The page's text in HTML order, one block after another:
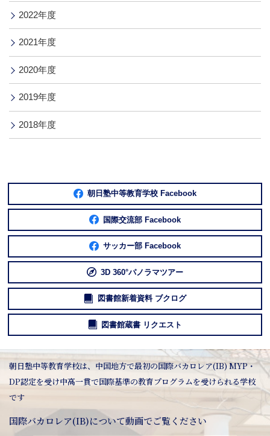
2022年度
2021年度
2020年度
2019年度
2018年度
朝日塾中等教育学校 Facebook
国際交流部 Facebook
サッカー部 Facebook
3D 360°パノラマツアー
図書館新着資料 ブクログ
図書館蔵書 リクエスト
朝日塾中等教育学校は、中国地方で最初の国際バカロレア(IB) MYP・
DP認定を受け中高一貫で国際基準の教育プログラムを受けられる学校
です
国際バカロレア(IB)について動画でご覧ください